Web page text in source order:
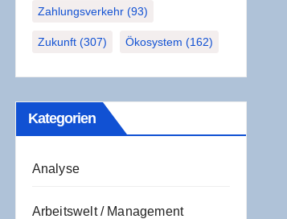
Zahlungsverkehr(93)
Zukunft(307) Ökosystem (162)
Kate­go­rien
Analyse
Arbeitswelt / Management